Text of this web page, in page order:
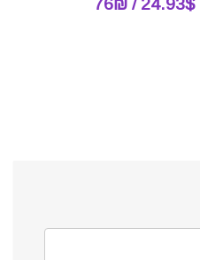
24.93$ / 76₪